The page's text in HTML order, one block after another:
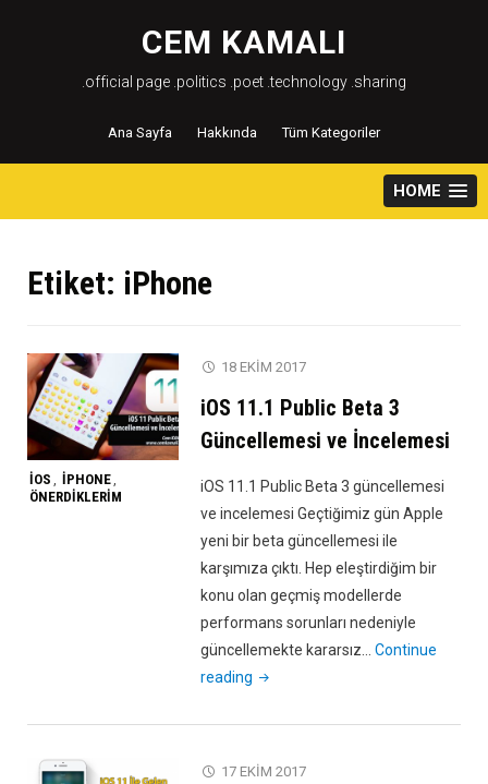
content
CEM KAMALI
.official page .politics .poet .technology .sharing
Ana Sayfa Hakkında Tüm Kategoriler
HOME
Etiket: iPhone
IOS , IPHONE,
ÖNERDIKLERIM
18 EKIM 2017
iOS 11.1 Public Beta 3
Güncellemesi ve İncelemesi
iOS 11.1 Public Beta 3 güncellemesi
ve incelemesi Geçtiğimiz gün Apple
yeni bir beta güncellemesi ile
karşımıza çıktı. Hep eleştirdiğim bir
konu olan geçmiş modellerde
performans sorunları nedeniyle
güncellemekte kararsız…Continue
reading "iOS
Public
17 EKIM 2017